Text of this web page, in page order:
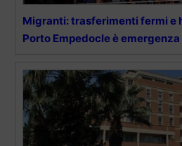
Migranti: trasferimenti fermi e
Porto Empedocle è emergenza